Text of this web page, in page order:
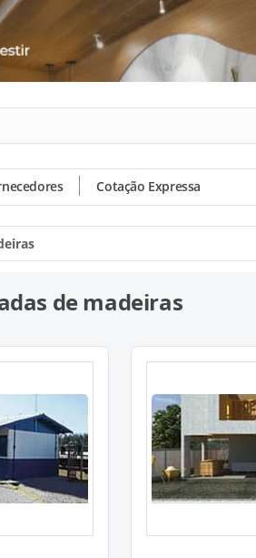
Cotação Expressa
de madeiras